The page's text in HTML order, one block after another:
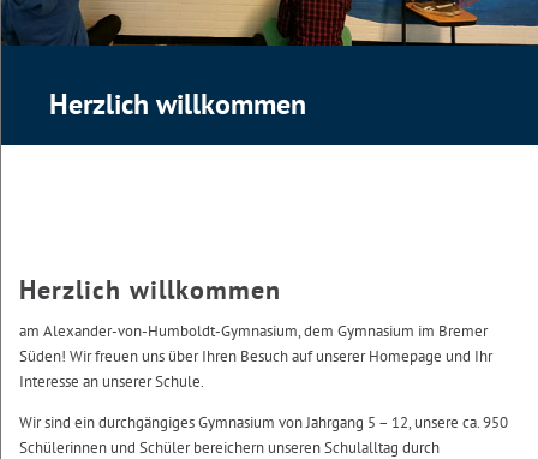
Herzlich willkommen
Herzlich willkommen
am Alexander-von-Humboldt-Gymnasium, dem Gymnasium im Bremer
Süden! Wir freuen uns über Ihren Besuch auf unserer Homepage und Ihr
Interesse an unserer Schule.
Wir sind ein durchgängiges Gymnasium von Jahrgang 5 – 12, unsere ca. 950
Schülerinnen und Schüler bereichern unseren Schulalltag durch